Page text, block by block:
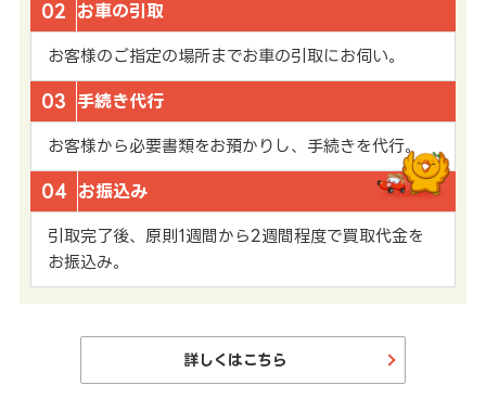
02 お車の引取
お客様のご指定の場所までお車の引取にお伺い。
03 手続き代行
お客様から必要書類をお預かりし、手続きを代行。
04 お振込み
引取完了後、原則1週間から2週間程度で買取代金を
お振込み。
詳しくはこちら